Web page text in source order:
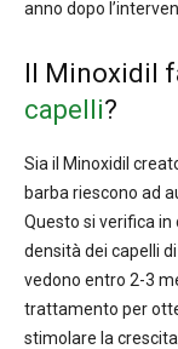
anno dopo
Il Minoxidil
capelli?
Sia il Minoxidil
barba riescono ad
Questo si verifica in
densità dei capelli
vedono entro 2-3
trattamento per
stimolare la